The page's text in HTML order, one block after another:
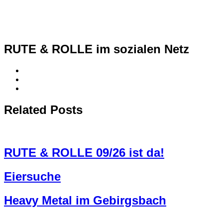
RUTE & ROLLE im sozialen Netz
Related Posts
RUTE & ROLLE 09/26 ist da!
Eiersuche
Heavy Metal im Gebirgsbach